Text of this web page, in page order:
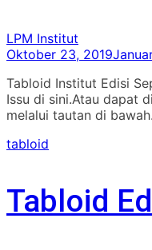
LPM Institut
Oktober 23, 2019
Tabloid Institut Edisi
Issu di sini.Atau dapat
melalui tautan di
tabloid
Tabloid